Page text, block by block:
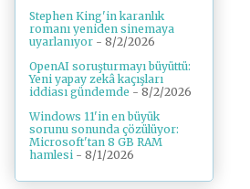
Stephen King'in karanlık
romanı yeniden sinemaya
uyarlanıyor - 8/2/2026
OpenAI soruşturmayı büyüttü:
Yeni yapay zekâ kaçışları
iddiası gündemde - 8/2/2026
Windows 11'in en büyük
sorunu sonunda çözülüyor:
Microsoft'tan 8 GB RAM
hamlesi - 8/1/2026